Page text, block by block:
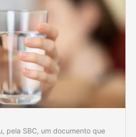
pela SBC, um documento que